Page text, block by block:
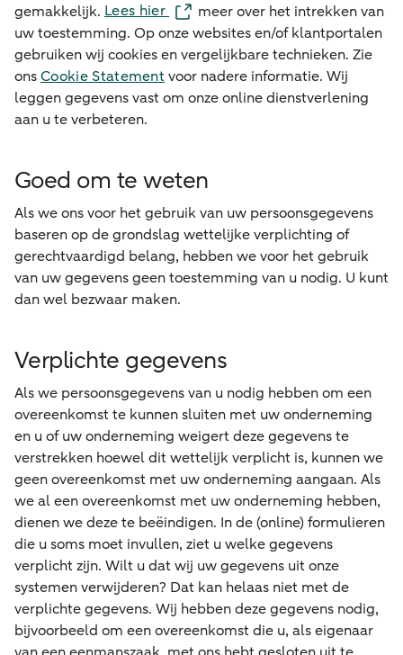
gemakkelijk. Lees hier
meer over het intrekken van
uw toestemming. Op onze websites en/of klantportalen
gebruiken wij cookies en vergelijkbare technieken. Zie
onsCookie Statement voor nadere informatie. Wij
leggen gegevens vast om onze online dienstverlening
aan u te verbeteren.
Goed om te weten
Als we ons voor het gebruik van uw persoonsgegevens
baseren op de grondslag wettelijke verplichting of
gerechtvaardigd belang, hebben we voor het gebruik
van uw gegevens geen toestemming van u nodig. U kunt
dan wel bezwaar maken.
Verplichte gegevens
Als we persoonsgegevens van u nodig hebben om een
overeenkomst te kunnen sluiten met uw onderneming
en u of uw onderneming weigert deze gegevens te
verstrekken hoewel dit wettelijk verplicht is, kunnen we
geen overeenkomst met uw onderneming aangaan. Als
we al een overeenkomst met uw onderneming hebben,
dienen we deze te beëindigen. In de (online) formulieren
die u soms moet invullen, ziet u welke gegevens
verplicht zijn. Wilt u dat wij uw gegevens uit onze
systemen verwijderen? Dat kan helaas niet met de
verplichte gegevens. Wij hebben deze gegevens nodig,
bijvoorbeeld om een overeenkomst die u, als eigenaar